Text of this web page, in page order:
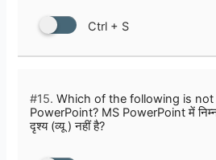
Ctrl + S
#15. Which of the following is not
PowerPoint? MS PowerPoint में
दृश्य (व्यू ) नहीं है?